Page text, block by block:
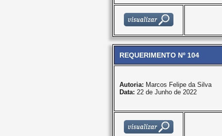
REQUERIMENTO Nº 104
Autoria: Marcos Felipe da Silva
Data: 22 de Junho de 2022